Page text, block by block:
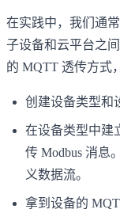
在实践中，我们通
子设备和云平台之
的 MQTT 透传方式
创建设备类型和
在设备类型中建
传 Modbus 消息
义数据流。
拿到设备的